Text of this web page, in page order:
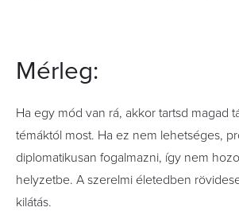
Mérleg:
Ha egy mód van rá, akkor tartsd magad
témáktól most. Ha ez nem lehetséges,
diplomatikusan fogalmazni, így nem
helyzetbe. A szerelmi életedben
kilátás.